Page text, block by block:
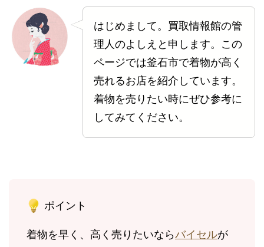
はじめまして。買取情報館の管
理人のよしえと申します。この
ページでは釜石市で着物が高く
売れるお店を紹介しています。
着物を売りたい時にぜひ参考に
してみてください。
ポイント
着物を早く、高く売りたいならバイセルが